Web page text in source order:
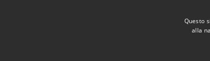
Questo
alla